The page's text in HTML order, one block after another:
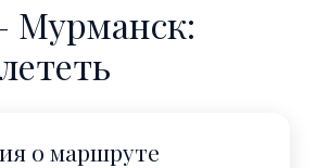
Мурманск:
о маршруте